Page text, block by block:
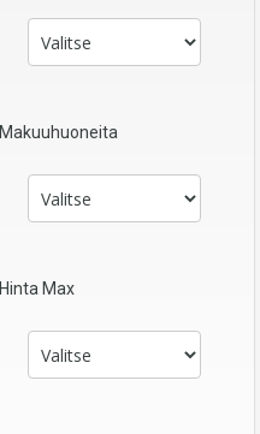
Makuuhuoneita
Hinta Max